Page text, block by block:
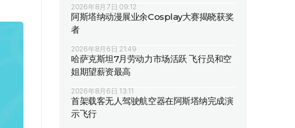
2026年8月7日 09:12
阿斯塔纳动漫展业余Cosplay大赛揭晓获奖
者
2026年8月6日 21:49
哈萨克斯坦7月劳动力市场活跃 飞行员和空
姐期望薪资最高
2026年8月6日 13:11
首架载客无人驾驶航空器在阿斯塔纳完成演
示飞行